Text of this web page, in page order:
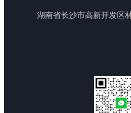
湖南省长沙市高新开发区